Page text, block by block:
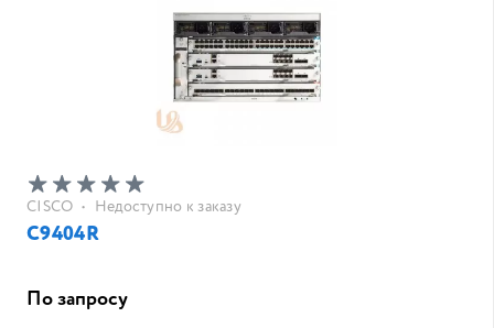
CISCO • Недоступно к заказу
C9404R
По запросу